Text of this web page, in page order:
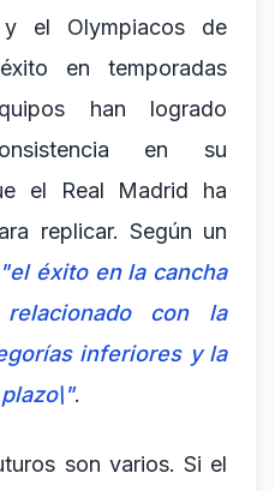
el Olympiacos de
en temporadas
han logrado
en su
el Real Madrid ha
replicar. Según un
"el éxito en la cancha
con la
inferiores y la
.
son varios. Si el